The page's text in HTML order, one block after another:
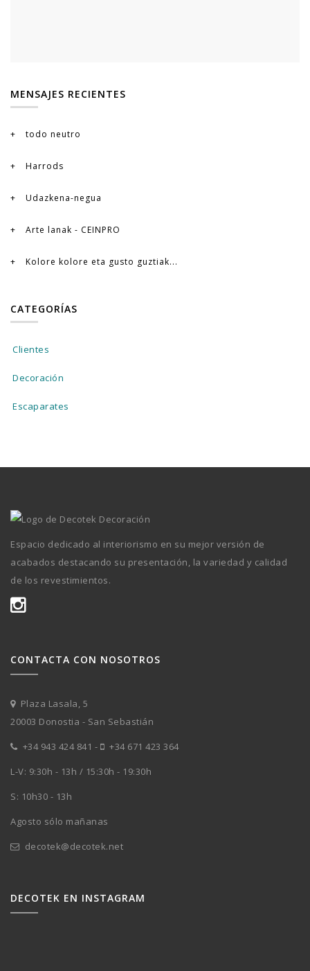
MENSAJES RECIENTES
todo neutro
Harrods
Udazkena-negua
Arte lanak - CEINPRO
Kolore kolore eta gusto guztiak...
CATEGORÍAS
Clientes
Decoración
Escaparates
Espacio dedicado al interiorismo en su mejor versión de
acabados destacando su presentación, la variedad y calidad
de los revestimientos.
CONTACTA CON NOSOTROS
Plaza Lasala, 5
20003 Donostia - San Sebastián
+34 943 424 841 -
+34 671 423 364
L-V: 9:30h - 13h / 15:30h - 19:30h
S: 10h30 - 13h
Agosto sólo mañanas
decotek@decotek.net
DECOTEK EN INSTAGRAM